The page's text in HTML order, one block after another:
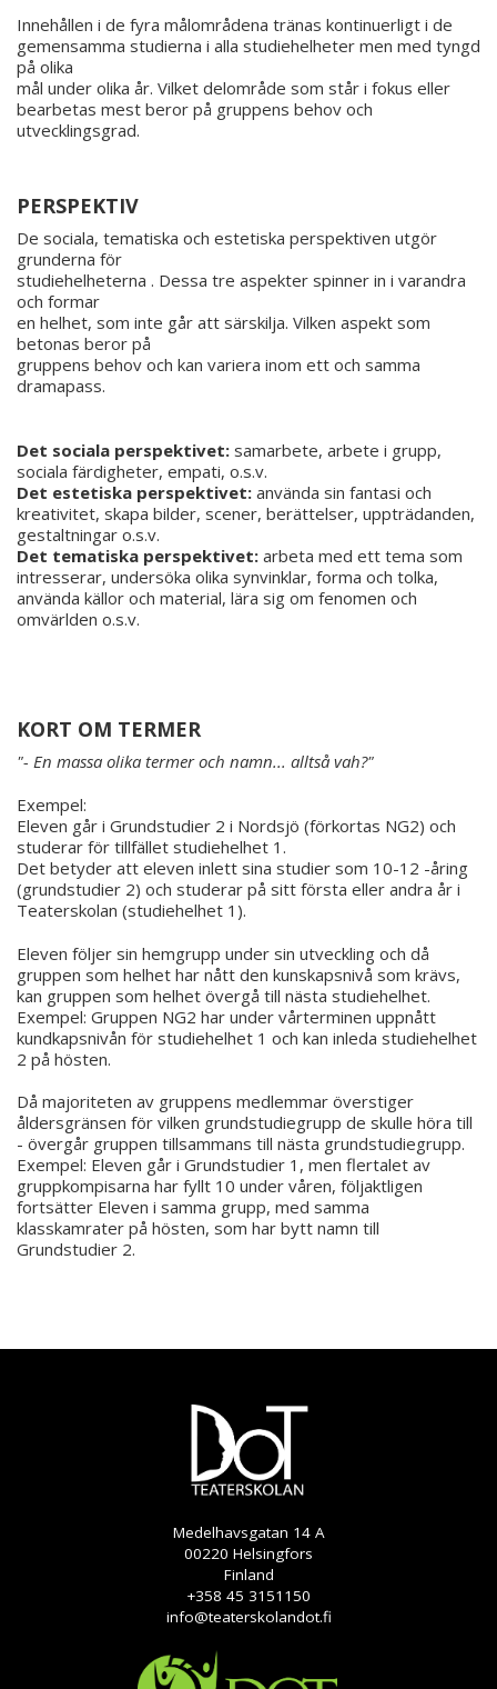
Innehållen i de fyra målområdena tränas kontinuerligt i de
gemensamma studierna i alla studiehelheter men med tyngd
på olika
mål under olika år. Vilket delområde som står i fokus eller
bearbetas mest beror på gruppens behov och
utvecklingsgrad.
PERSPEKTIV
De sociala, tematiska och estetiska perspektiven utgör
grunderna för
studiehelheterna . Dessa tre aspekter spinner in i varandra
och formar
en helhet, som inte går att särskilja. Vilken aspekt som
betonas beror på
gruppens behov och kan variera inom ett och samma
dramapass.
Det sociala perspektivet: samarbete, arbete i grupp,
sociala färdigheter, empati, o.s.v.
Det estetiska perspektivet: använda sin fantasi och
kreativitet, skapa bilder, scener, berättelser, uppträdanden,
gestaltningar o.s.v.
Det tematiska perspektivet: arbeta med ett tema som
intresserar, undersöka olika synvinklar, forma och tolka,
använda källor och material, lära sig om fenomen och
omvärlden o.s.v.
KORT OM TERMER
"- En massa olika termer och namn... alltså vah?"
Exempel:
Eleven går i Grundstudier 2 i Nordsjö (förkortas NG2) och
studerar för tillfället studiehelhet 1.
Det betyder att eleven inlett sina studier som 10-12 -åring
(grundstudier 2) och studerar på sitt första eller andra år i
Teaterskolan (studiehelhet 1).
Eleven följer sin hemgrupp under sin utveckling och då
gruppen som helhet har nått den kunskapsnivå som krävs,
kan gruppen som helhet övergå till nästa studiehelhet.
Exempel: Gruppen NG2 har under vårterminen uppnått
kundkapsnivån för studiehelhet 1 och kan inleda studiehelhet
2 på hösten.
Då majoriteten av gruppens medlemmar överstiger
åldersgränsen för vilken grundstudiegrupp de skulle höra till
- övergår gruppen tillsammans till nästa grundstudiegrupp.
Exempel: Eleven går i Grundstudier 1, men flertalet av
gruppkompisarna har fyllt 10 under våren, följaktligen
fortsätter Eleven i samma grupp, med samma
klasskamrater på hösten, som har bytt namn till
Grundstudier 2.
Medelhavsgatan 14 A
00220 Helsingfors
Finland
+358 45 3151150
info@teaterskolandot.fi